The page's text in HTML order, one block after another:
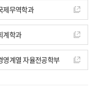
제무역학과
계학과
영계열 자율전공학부